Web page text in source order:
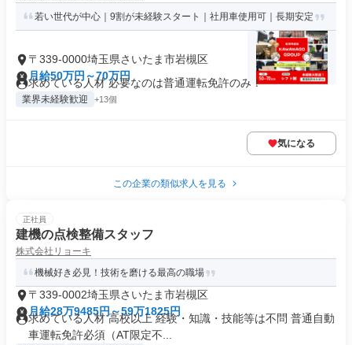
若い世代が中心｜9割が未経験スタート｜社用車使用可｜長期安定
〒339-0000埼玉県さいたま市岩槻区
月給50万円～70万円
求めている人材 必要なのは普通運転免許のみ！
業界未経験歓迎 +13個
気になる
この企業の類似求人を見る
正社員
建機の点検整備スタッフ
株式会社リョーキ
機械好き必見！技術を磨ける最高の職場
〒339-0002埼玉県さいたま市岩槻区
月給28万9485円～59万1825円
求めている人材 高校以上 経験・知識・技能等は不問 普通自動
車運転免許必須（AT限定不...